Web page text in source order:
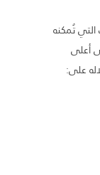
تُمكنه
أعلى
على: